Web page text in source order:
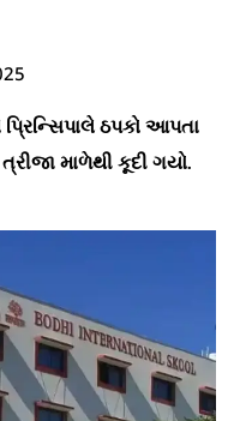
પ્રિન્સિપાલે ઠપકો આપતા
માળેથી કૂદી ગયો.